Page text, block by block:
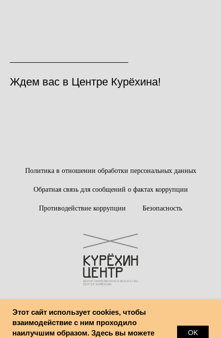
Ждем вас в Центре Курёхина!
Политика в отношении обработки персональных данных
Обратная связь для сообщений о фактах коррупции
Противодействие коррупции Безопасность
© Центр современного искусства имени Сергея Курёхина
Этот сайт использует cookies, чтобы
взаимодействие с ним проходило
наилучшим образом. Здесь вы можете
OK